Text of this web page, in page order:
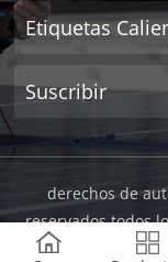
Etiquetas
Suscribir
derechos de
reservados todos